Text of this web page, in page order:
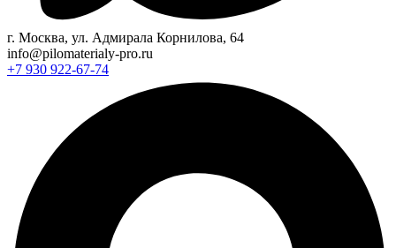
г. Москва, ул. Адмирала Корнилова, 64
info@pilomaterialy-pro.ru
+7 930 922-67-74